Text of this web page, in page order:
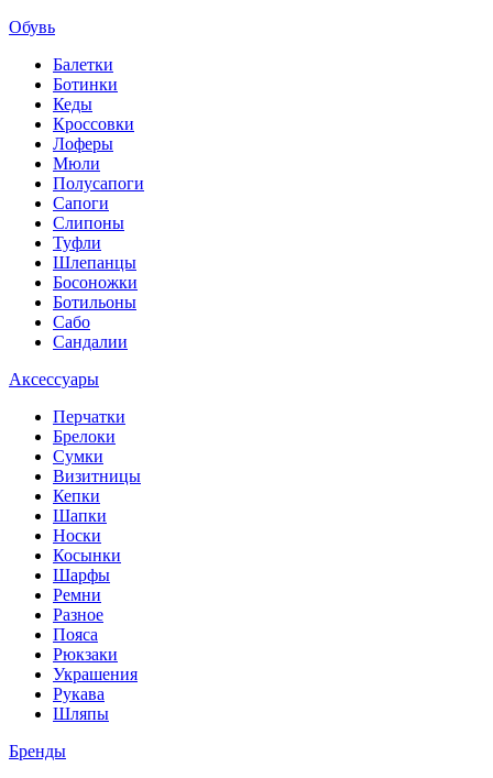
Обувь
Балетки
Ботинки
Кеды
Кроссовки
Лоферы
Мюли
Полусапоги
Сапоги
Слипоны
Туфли
Шлепанцы
Босоножки
Ботильоны
Сабо
Сандалии
Аксессуары
Перчатки
Брелоки
Сумки
Визитницы
Кепки
Шапки
Носки
Косынки
Шарфы
Ремни
Разное
Пояса
Рюкзаки
Украшения
Рукава
Шляпы
Бренды